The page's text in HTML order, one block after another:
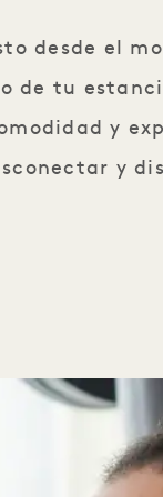
desde el
de tu
y
y